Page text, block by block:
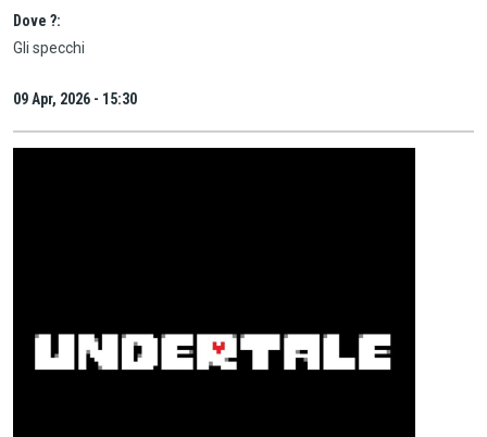
Dove ?:
Gli specchi
09 Apr, 2026 - 15:30